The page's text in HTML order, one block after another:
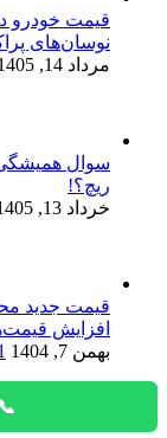
نوسان‌های
مرداد 14, 1405
سوال همیشگی
ریچ؟!
خرداد 13, 1405
قیمت جدید
افزایش
بهمن 7, 1404
1